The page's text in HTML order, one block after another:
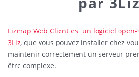
Lizmap Web Client est un logiciel open-
3Liz, que vous pouvez installer chez
maintenir correctement un serveur
être complexe.